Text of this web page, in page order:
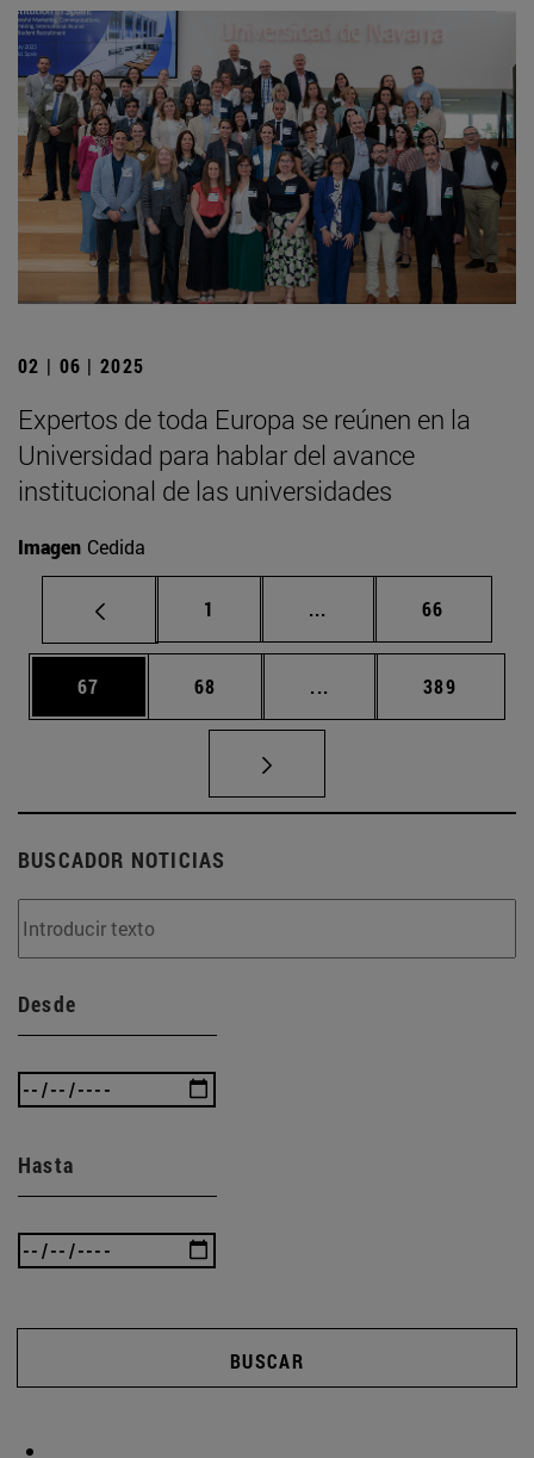
02 | 06 | 2025
Expertos de toda Europa se reúnen en la
Universidad para hablar del avance
institucional de las universidades
Imagen Cedida
Página
1 ... Páginas intermedias
Página
66
Página
67 Página
68 ... Páginas intermedias
Página
389
BUSCADOR NOTICIAS
Desde
Hasta
BUSCAR